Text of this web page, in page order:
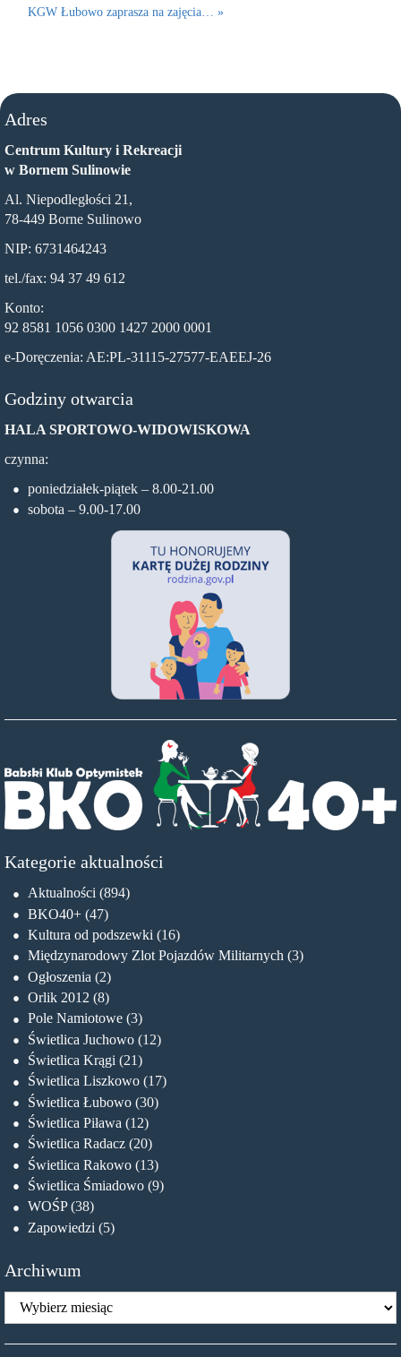
KGW Łubowo zaprasza na zajęcia… »
Adres
Centrum Kultury i Rekreacji
w Bornem Sulinowie
Al. Niepodległości 21,
78-449 Borne Sulinowo
NIP: 6731464243
tel./fax: 94 37 49 612
Konto:
92 8581 1056 0300 1427 2000 0001
e-Doręczenia: AE:PL-31115-27577-EAEEJ-26
Godziny otwarcia
HALA SPORTOWO-WIDOWISKOWA
czynna:
poniedziałek-piątek – 8.00-21.00
sobota – 9.00-17.00
Kategorie aktualności
Aktualności (894)
BKO40+ (47)
Kultura od podszewki (16)
Międzynarodowy Zlot Pojazdów Militarnych (3)
Ogłoszenia (2)
Orlik 2012 (8)
Pole Namiotowe (3)
Świetlica Juchowo (12)
Świetlica Krągi (21)
Świetlica Liszkowo (17)
Świetlica Łubowo (30)
Świetlica Piława (12)
Świetlica Radacz (20)
Świetlica Rakowo (13)
Świetlica Śmiadowo (9)
WOŚP(38)
Zapowiedzi (5)
Archiwum
Archiwum